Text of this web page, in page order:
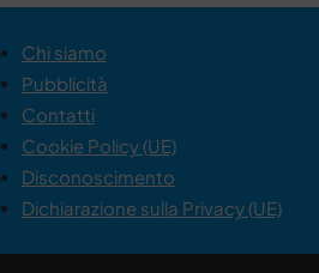
Chi siamo
Pubblicità
Contatti
Cookie Policy (UE)
Disconoscimento
Dichiarazione sulla Privacy (UE)